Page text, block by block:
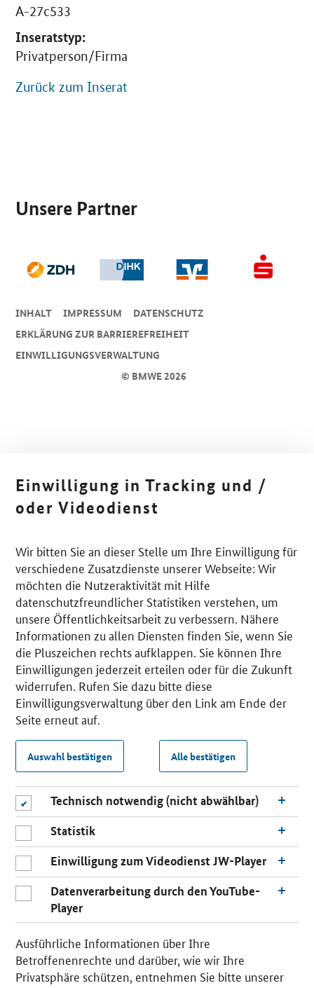
A-27c533
Inseratstyp:
Privatperson/Firma
Zurück zum Inserat
Unsere Partner
© BMWE 2026
INHALT IMPRESSUM
DA­TEN­SCHUTZ
ERKLÄRUNG ZUR BARRIEREFREIHEIT
EINWILLIGUNGSVERWALTUNG
Einwilligung in Tracking und /
oder Videodienst
Wir bitten Sie an dieser Stelle um Ihre Einwilligung für
verschiedene Zusatzdienste unserer Webseite: Wir
möchten die Nutzeraktivität mit Hilfe
datenschutzfreundlicher Statistiken verstehen, um
unsere Öffentlichkeitsarbeit zu verbessern. Nähere
Informationen zu allen Diensten finden Sie, wenn Sie
die Pluszeichen rechts aufklappen. Sie können Ihre
Einwilligungen jederzeit erteilen oder für die Zukunft
widerrufen. Rufen Sie dazu bitte diese
Einwilligungsverwaltung über den Link am Ende der
Seite erneut auf.
Auswahl bestätigen Alle bestätigen
Technisch notwendig (nicht abwählbar)
Statistik
Einwilligung zum Videodienst JW-Player
Datenverarbeitung durch den YouTube-
Player
Ausführliche Informationen über Ihre
Betroffenenrechte und darüber, wie wir Ihre
Privatsphäre schützen, entnehmen Sie bitte unserer